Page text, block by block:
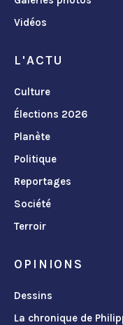
Vidéos
L'ACTU
Culture
Élections 2026
Planète
Politique
Reportages
Société
Terroir
OPINIONS
Dessins
La chronique de